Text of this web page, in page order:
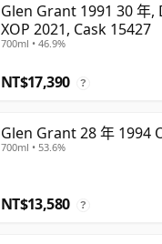
Glen Grant 1991 30 年,
XOP 2021, Cask 15427
700ml • 46.9%
NT$17,390 ?
Glen Grant 28 年 1994
700ml • 53.6%
NT$13,580 ?